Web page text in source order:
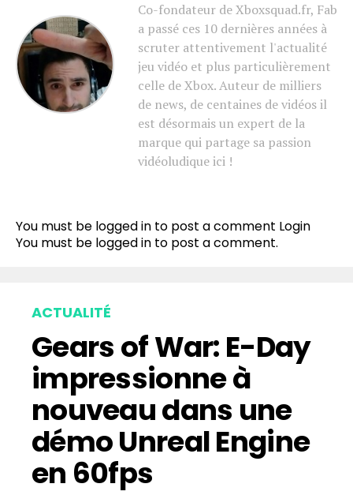
Co-fondateur de Xboxsquad.fr, Fab
a passé ces 10 dernières années à
scruter attentivement l'actualité
jeu vidéo et plus particulièrement
celle de Xbox. Auteur de milliers
de news, de centaines de vidéos il
est désormais un expert de la
marque qui partage sa passion
vidéoludique ici !
You must be logged in to post a comment Login
You must be logged in to post a comment.
ACTUALITÉ
Gears of War: E-Day
impressionne à
nouveau dans une
démo Unreal Engine
en 60fps